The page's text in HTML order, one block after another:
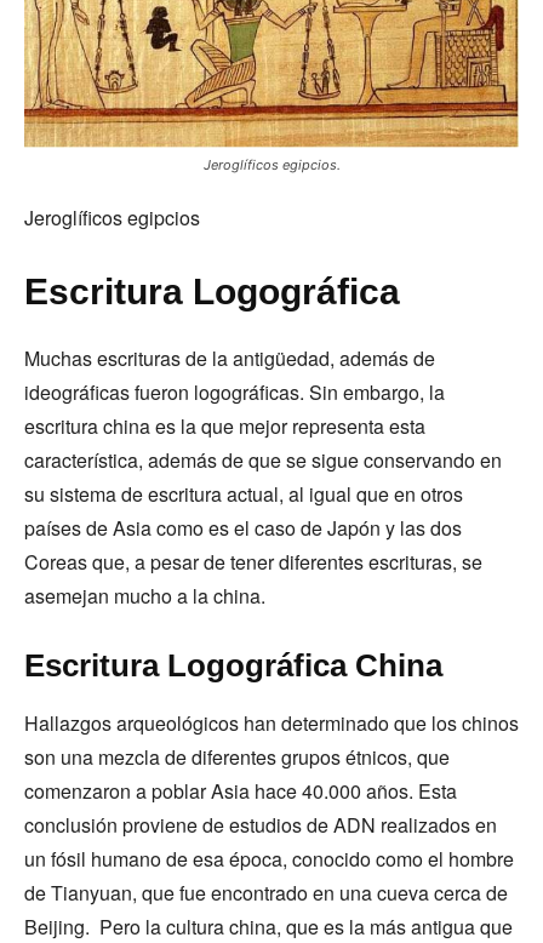
Jeroglíficos egipcios.
Jeroglíficos egipcios
Escritura Logográfica
Muchas escrituras de la antigüedad, además de
ideográficas fueron logográficas. Sin embargo, la
escritura china es la que mejor representa esta
característica, además de que se sigue conservando en
su sistema de escritura actual, al igual que en otros
países de Asia como es el caso de Japón y las dos
Coreas que, a pesar de tener diferentes escrituras, se
asemejan mucho a la china.
Escritura Logográfica China
Hallazgos arqueológicos han determinado que los chinos
son una mezcla de diferentes grupos étnicos, que
comenzaron a poblar Asia hace 40.000 años. Esta
conclusión proviene de estudios de ADN realizados en
un fósil humano de esa época, conocido como el hombre
de Tianyuan, que fue encontrado en una cueva cerca de
Beijing. Pero la cultura china, que es la más antigua que